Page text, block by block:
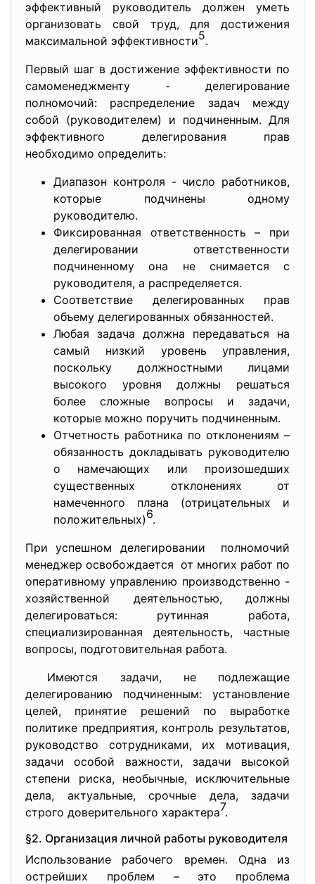
эффективный руководитель должен уметь
организовать свой труд, для достижения
максимальной эффективности5.
Первый шаг в достижение эффективности по
самоменеджменту - делегирование
полномочий: распределение задач между
собой (руководителем) и подчиненным. Для
эффективного делегирования прав
необходимо определить:
Диапазон контроля - число работников,
которые подчинены одному
руководителю.
Фиксированная ответственность – при
делегировании ответственности
подчиненному она не снимается с
руководителя, а распределяется.
Соответствие делегированных прав
объему делегированных обязанностей.
Любая задача должна передаваться на
самый низкий уровень управления,
поскольку должностными лицами
высокого уровня должны решаться
более сложные вопросы и задачи,
которые можно поручить подчиненным.
Отчетность работника по отклонениям –
обязанность докладывать руководителю
о намечающих или произошедших
существенных отклонениях от
намеченного плана (отрицательных и
положительных)6.
При успешном делегировании полномочий
менеджер освобождается от многих работ по
оперативному управлению производственно -
хозяйственной деятельностью, должны
делегироваться: рутинная работа,
специализированная деятельность, частные
вопросы, подготовительная работа.
Имеются задачи, не подлежащие
делегированию подчиненным: установление
целей, принятие решений по выработке
политике предприятия, контроль результатов,
руководство сотрудниками, их мотивация,
задачи особой важности, задачи высокой
степени риска, необычные, исключительные
дела, актуальные, срочные дела, задачи
строго доверительного характера7.
§2. Организация личной работы руководителя
Использование рабочего времен. Одна из
острейших проблем – это проблема